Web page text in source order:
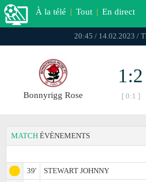
À la télé | Tout | En direct
20:45 / 14.02.2023 /
Bonnyrigg Rose
1:2
[ 0:1 ]
MATCH ÉVÈNEMENTS
39'
STEWART JOHNNY